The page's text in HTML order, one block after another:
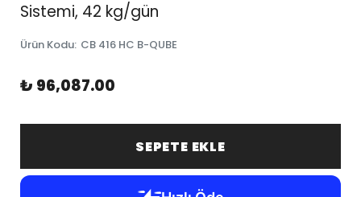
Sistemi, 42 kg/gün
Ürün Kodu: CB 416 HC B-QUBE
₺ 96,087.00
SEPETE EKLE